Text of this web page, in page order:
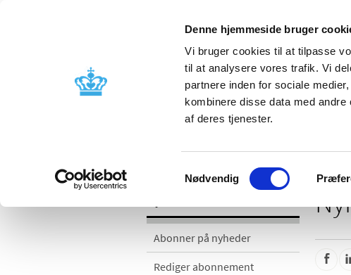
Denne hjemmeside bruger
Vi bruger cookies til at tilpasse
til at analysere vores trafik. Vi
partnere inden for sociale
kombinere disse data med
af deres tjenester.
Samtykkevalg
Nødvendig
Godkendelse og
Bivirkninger og
produktinformation
Abonner på nyheder
Rediger abonnement